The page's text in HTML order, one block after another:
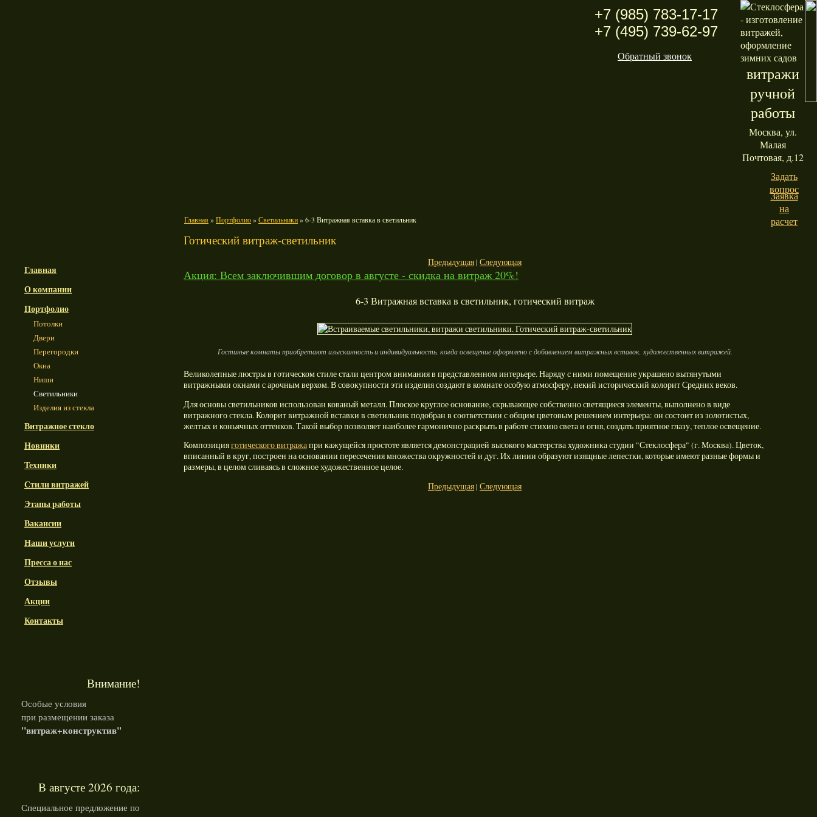
+7 (985) 783-17-17
+7 (495) 739-62-97
Обратный звонок
витражи
ручной
работы
Москва, ул.
Малая
Почтовая, д.12
Задать
вопрос
Заявка
на
расчет
Главная»Портфолио»Светильники» 6-3 Витражная вставка в светильник
Готический витраж-светильник
Главная
О компании
Портфолио
Потолки
Двери
Перегородки
Окна
Ниши
Светильники
Изделия из стекла
Витражное стекло
Новинки
Техники
Стили витражей
Этапы работы
Вакансии
Наши услуги
Пресса о нас
Отзывы
Акции
Контакты
Внимание!
Особые условия
при размещении заказа
"витраж+конструктив"
В августе 2026 года:
Специальное предложение по
Предыдущая | Следующая
Акция: Всем заключившим договор в августе - скидка на витраж 20%!
6-3 Витражная вставка в светильник, готический витраж
Гостиные комнаты приобретают изысканность и индивидуальность, когда освещение оформлено с добавлением витражных вставок, художественных витражей.
Великолепные люстры в готическом стиле стали центром внимания в представленном интерьере. Наряду с ними помещение украшено вытянутыми
витражными окнами с арочным верхом. В совокупности эти изделия создают в комнате особую атмосферу, некий исторический колорит Средних веков.
Для основы светильников использован кованый металл. Плоское круглое основание, скрывающее собственно светящиеся элементы, выполнено в виде
витражного стекла. Колорит витражной вставки в светильник подобран в соответствии с общим цветовым решением интерьера: он состоит из золотистых,
желтых и коньячных оттенков. Такой выбор позволяет наиболее гармонично раскрыть в работе стихию света и огня, создать приятное глазу, теплое освещение.
Композицияготического витражапри кажущейся простоте является демонстрацией высокого мастерства художника студии "Стеклосфера" (г. Москва). Цветок,
вписанный в круг, построен на основании пересечения множества окружностей и дуг. Их линии образуют изящные лепестки, которые имеют разные формы и
размеры, в целом сливаясь в сложное художественное целое.
Предыдущая | Следующая